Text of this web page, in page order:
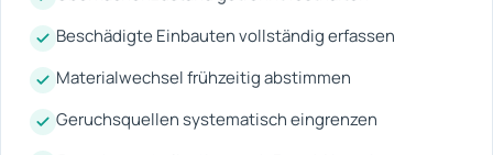
Beschädigte Einbauten vollständig erfassen
Materialwechsel frühzeitig abstimmen
Geruchsquellen systematisch eingrenzen